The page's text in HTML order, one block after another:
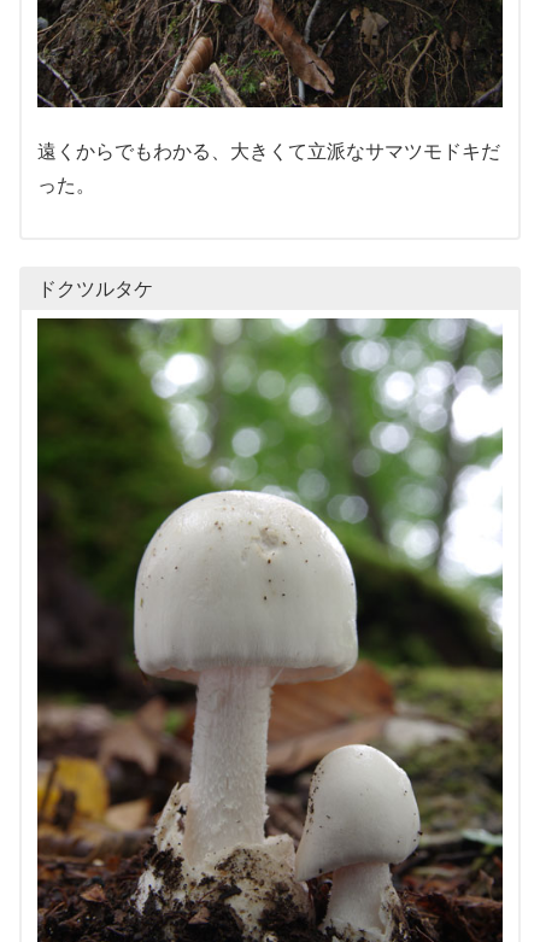
遠くからでもわかる、大きくて立派なサマツモドキだ
った。
ドクツルタケ